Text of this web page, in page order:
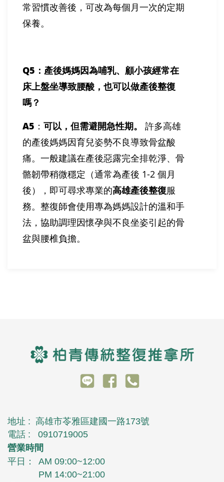
常習慣改善後，可改為每個月一次的定期
保養。
Q5 ：產後媽媽因為哺乳、顧小孩經常在
床上盤坐導致腰酸，也可以做產後整復
嗎？
A5 ： 可以，但需避開急性期。
許多高雄
的產後媽媽因育兒姿勢不良導致骨盆酸
痛。一般建議在產後惡露完全排乾淨、骨
骼韌帶稍微穩定（通常為產後 1-2 個月
後），即可尋求專業的高雄產後整復服
務。整復師會使用專為媽媽設計的溫和手
法，協助調理因懷孕與不良坐姿引起的骨
盆與腰椎負擔。
地址 : 高雄市苓雅區建國一路173號
電話 :
0910719005
營業時間
平日：
AM 09:00~12:00
PM 14:00~21:00